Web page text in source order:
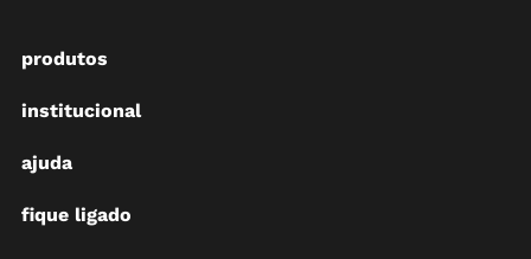
produtos
institucional
ajuda
fique ligado